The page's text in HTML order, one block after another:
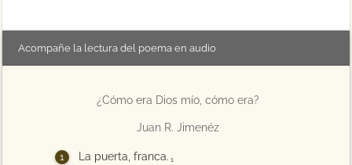
Acompañe la lectura del poema en audio
¿Cómo era Dios mío, cómo era?
Juan R. Jimenéz
La puerta, franca. 1